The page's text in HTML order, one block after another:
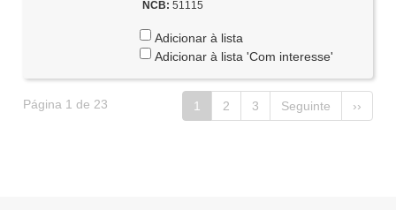
NCB: 51115
Adicionar à lista
Adicionar à lista 'Com interesse'
Página 1 de 23 1 2 3 Seguinte ››